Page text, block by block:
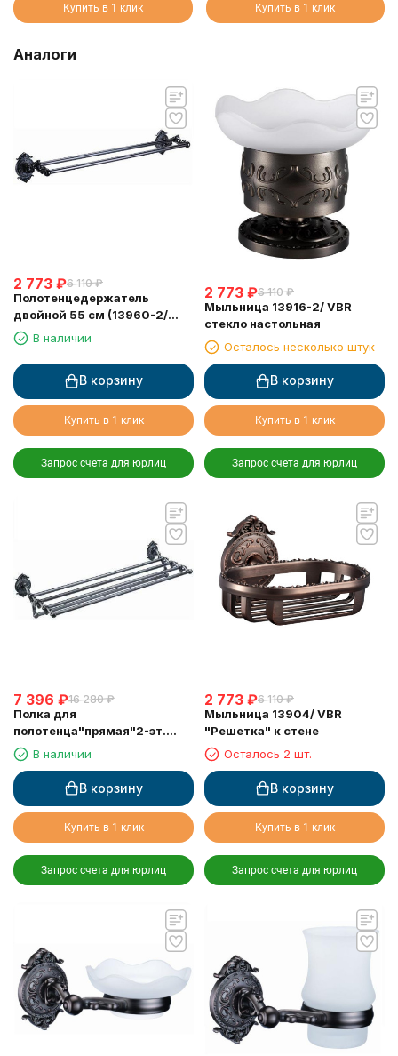
Купить в 1 клик Купить в 1 клик
Аналоги
2 773 ₽6 110 ₽
Полотенцедержатель
двойной 55 см (13960-2/
VBR)В наличии
В корзину
Купить в 1 клик
Запрос счета для юрлиц
2 773 ₽6 110 ₽
Мыльница 13916-2/ VBR
стекло настольная
Осталось несколько штук
В корзину
Купить в 1 клик
Запрос счета для юрлиц
7 396 ₽16 280 ₽
Полка для
полотенца"прямая"2-эт.
(13921/ VBR)
В наличии
В корзину
Купить в 1 клик
Запрос счета для юрлиц
2 773 ₽6 110 ₽
Мыльница 13904/ VBR
"Решетка" к стене
Осталось 2 шт.
В корзину
Купить в 1 клик
Запрос счета для юрлиц